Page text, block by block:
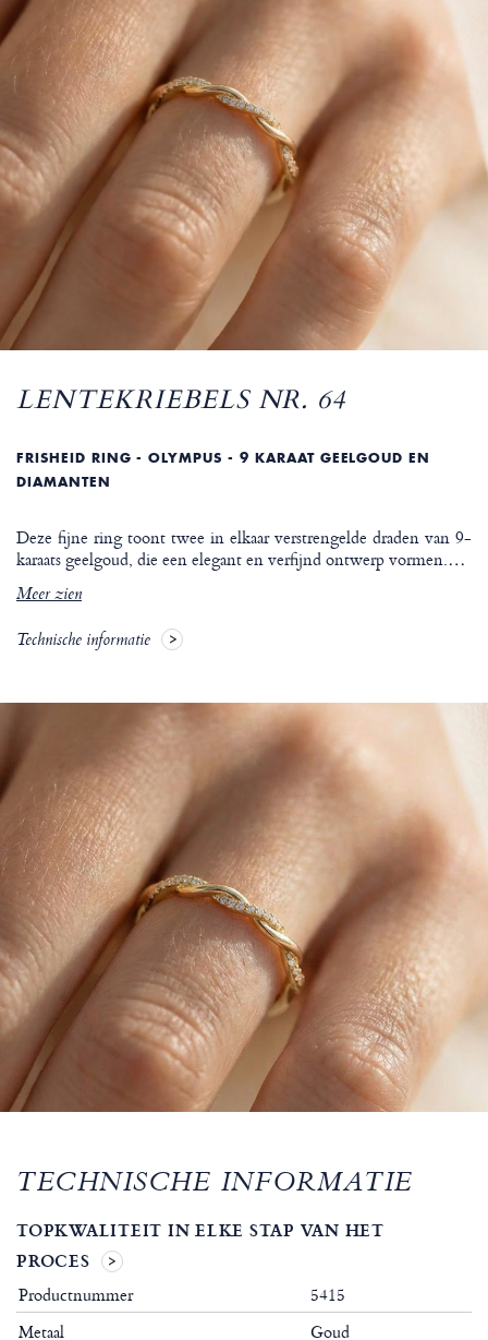
LENTEKRIEBELS NR. 64
FRISHEID RING - OLYMPUS - 9 KARAAT GEELGOUD EN
DIAMANTEN
Deze fijne ring toont twee in elkaar verstrengelde draden van 9-
karaats geelgoud, die een elegant en verfijnd ontwerp vormen.…
Meer zien
Technische informatie
TECHNISCHE INFORMATIE
TOPKWALITEIT IN ELKE STAP VAN HET
PROCES
Productnummer
5415
Metaal
Goud